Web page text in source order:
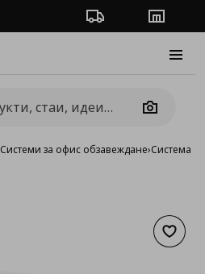
Проследяване на
Camera
Системи за офис обзавеждане›Система